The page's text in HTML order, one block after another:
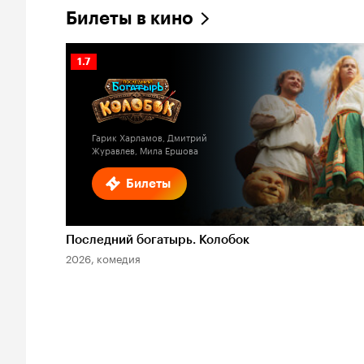
Билеты в кино
Билеты
Рейтинг
Кинопоиска
1.7
Гарик Харламов, Дмитрий
Журавлев, Мила Ершова
Последний богатырь. Колобок
2026, комедия